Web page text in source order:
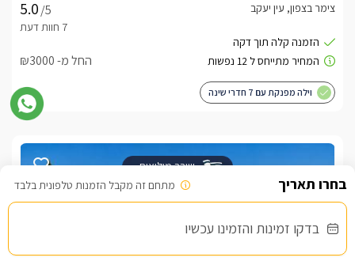
מתחם זה מקבל הזמנות טלפונית בלבד
בדקו זמינות והזמינו עכשיו
/5
צימר בצפון, עין יעקב
החל מ- ₪3000
וילה מפנקת עם 7 חדרי שינה
שובר מילואים